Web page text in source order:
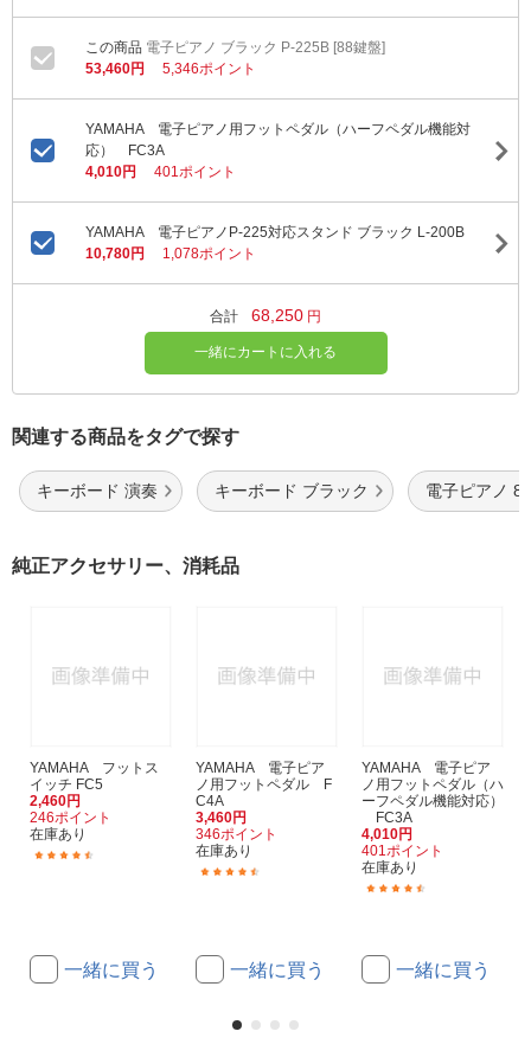
電子ピアノ ブラック P-225B [88鍵盤]
53,460円
5,346ポイント
YAMAHA 電子ピアノ用フットペダル（ハーフペダル機能対
応） FC3A
4,010円
401ポイント
YAMAHA 電子ピアノP-225対応スタンド ブラック L-200B
10,780円
1,078ポイント
合計 68,250 円
一緒にカートに入れる
関連する商品をタグで探す
キーボード 演奏 キーボード ブラック 電子ピアノ
純正アクセサリー、消耗品
YAMAHA フットス
イッチ FC5
2,460円
246ポイント
在庫あり
一緒に買う
YAMAHA 電子ピア
ノ用フットペダル F
C4A
3,460円
346ポイント
在庫あり
一緒に買う
YAMAHA 電子ピア
ノ用フットペダル（ハ
ーフペダル機能対応）
FC3A
4,010円
401ポイント
在庫あり
一緒に買う